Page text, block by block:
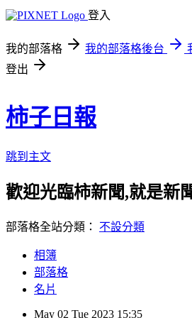
登入
我的部落格 我的部落格後台
登出
柿子日報
跳到主文
歡迎光臨柿新聞,就是新
部落格全站分類： 不設分類
相簿
部落格
名片
May 02 Tue 2023 15:35